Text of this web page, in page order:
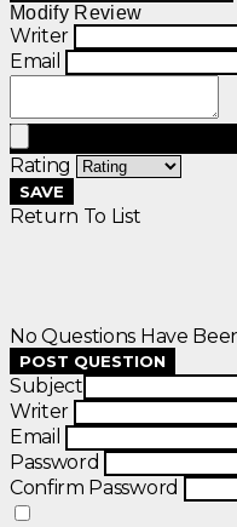
Modify Review
Writer
Email
Rating
SAVE
Return To List
No Questions Have
POST QUESTION
Subject
Writer
Email
Password
Confirm Password